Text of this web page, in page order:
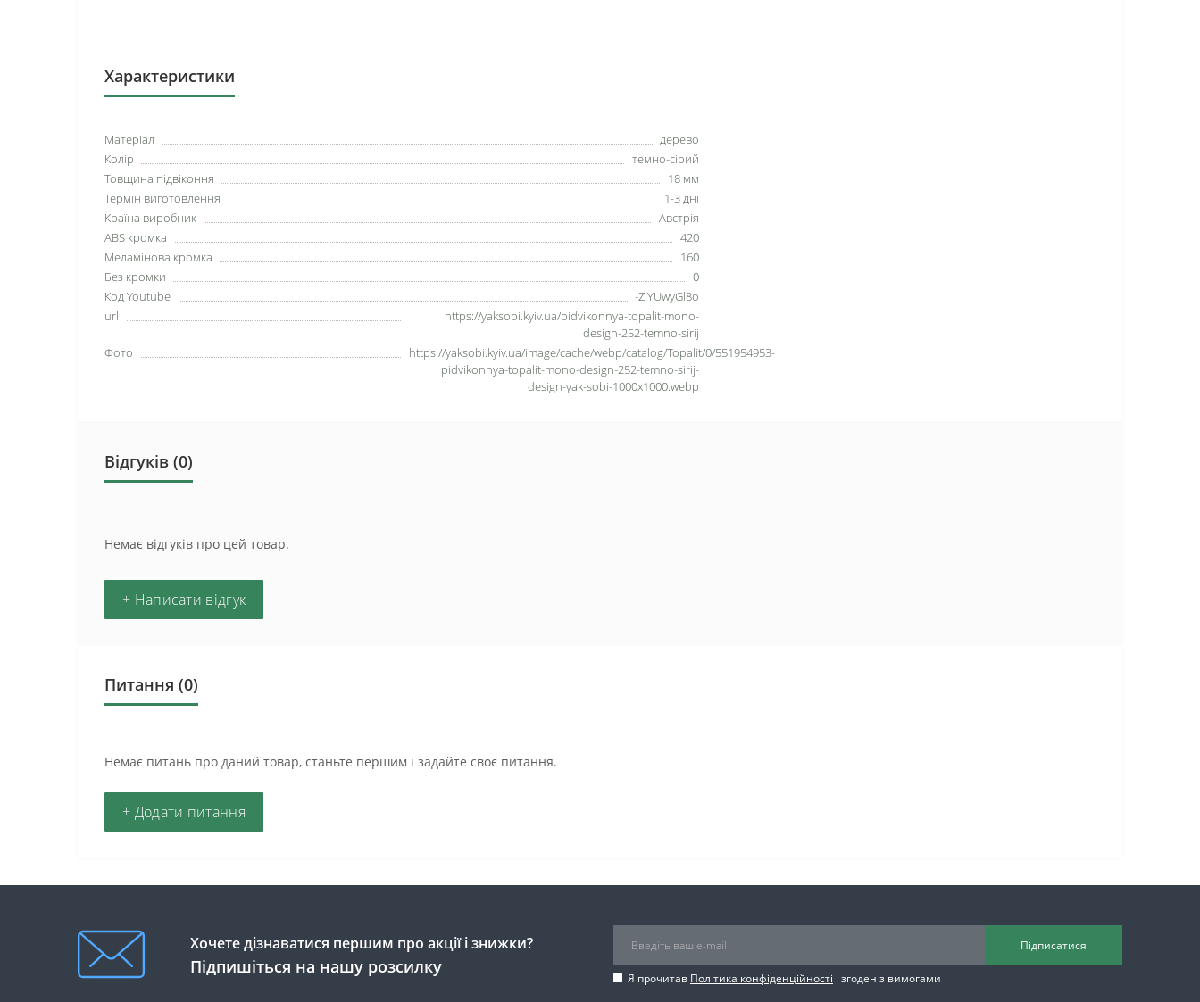
Характеристики
Матеріал
дерево
Колір
темно-сірий
Товщина підвіконня
18 мм
Термін виготовлення
1-3 дні
Країна виробник
Австрія
ABS кромка
420
Меламінова кромка
160
Без кромки
0
Код Youtube
-ZJYUwyGl8o
url
https://yaksobi.kyiv.ua/pidvikonnya-topalit-mono-
design-252-temno-sirij
Фото
https://yaksobi.kyiv.ua/image/cache/webp/catalog/Topalit/0/551954953-
pidvikonnya-topalit-mono-design-252-temno-sirij-
design-yak-sobi-1000x1000.webp
Відгуків (0)
Немає відгуків про цей товар.
+ Написати відгук
Питання (0)
Немає питань про даний товар, станьте першим і задайте своє питання.
+ Додати питання
Хочете дізнаватися першим про акції і знижки?
Підпишіться на нашу розсилку
Підписатися
Я прочитав Політика конфіденційності і згоден з вимогами